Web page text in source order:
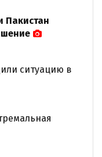
Пакистан
ситуацию в